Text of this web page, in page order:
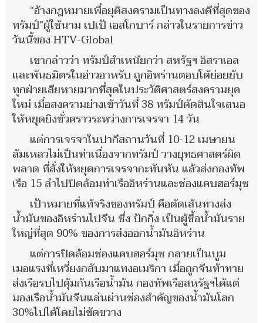
“อ้างกฎหมายเพื่อยุติสงครามเป็นทางลงดีที่สุดของ
ทรัมป์”ผู้ใช้นาม เปเป้ เอสโกบาร์ กล่าวในรายการข่าว
วันนี้ของ HTV-Global
เขากล่าวว่า ทรัมป์สำเหนียกว่า สหรัฐฯ อิสราเอล
และพันธมิตรในอ่าวอาหรับ ถูกอิหร่านตอบโต้ย่อยยับ
ทุกฝ่ายเสียหายมากที่สุดในประวัติศาสตร์สงครามยุค
ใหม่ เมื่อสงครามย่างเข้าวันที่ 38 ทรัมป์ตัดสินใจเสนอ
ให้หยุดยิงชั่วคราวระหว่างการเจรจา 14 วัน
แต่การเจรจาในปากีสถานวันที่ 10-12 เมษายน
ล้มเหลวไม่เป็นท่าเนื่องจากทรัมป์ วางยุทธศาสตร์ผิด
พลาด ที่สั่งให้หยุดการเจรจากะทันหัน แล้วส่งกองทัพ
เรือ 15 ลำไปปิดล้อมท่าเรืออิหร่านและช่องแคบฮอร์มุซ
เป้าหมายที่แท้จริงของทรัมป์ คือตัดเส้นทางส่ง
น้ำมันของอิหร่านไปจีน ซึ่ง ปักกิ่ง เป็นผู้ซื้อน้ำมันราย
ใหญ่ที่สุด 90% ของการส่งออกน้ำมันอิหร่าน
แต่การปิดล้อมช่องแคบฮอร์มุซ กลายเป็นบูม
เมอแรงที่เหวี่ยงกลับมาแทงอเมริกา เมื่อถูกจีนท้าทาย
ส่งเรือรบไปคุ้มกันเรือน้ำมัน กองทัพเรือสหรัฐฯได้แต่
มองเรือน้ำมันจีนแล่นผ่านช่องสำคัญของน้ำมันโลก
30%ไปได้โดยไม่ขัดขวาง